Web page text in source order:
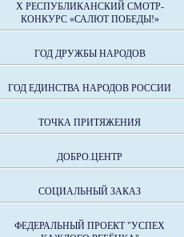
X РЕСПУБЛИКАНСКИЙ СМОТР-
КОНКУРС «САЛЮТ ПОБЕДЫ!»
ГОД ДРУЖБЫ НАРОДОВ
ГОД ЕДИНСТВА НАРОДОВ РОССИИ
ТОЧКА ПРИТЯЖЕНИЯ
ДОБРО.ЦЕНТР
СОЦИАЛЬНЫЙ ЗАКАЗ
ФЕДЕРАЛЬНЫЙ ПРОЕКТ "УСПЕХ